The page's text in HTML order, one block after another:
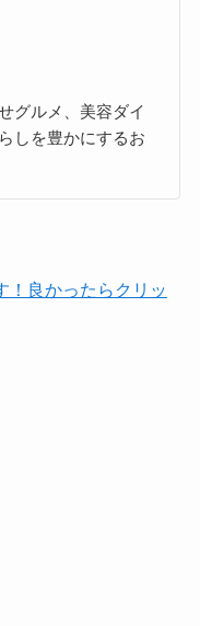
グルメ、美容ダイ
しを豊かにするお
！良かったらクリッ